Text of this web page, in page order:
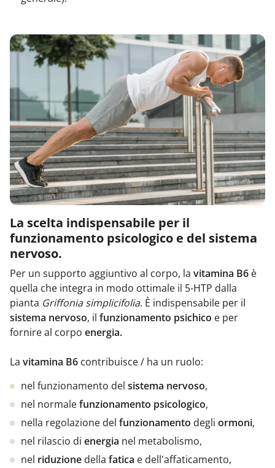
La scelta indispensabile per il
funzionamento psicologico e del sistema
nervoso.
Per un supporto aggiuntivo al corpo, la vitamina B6 è
quella che integra in modo ottimale il 5-HTP dalla
pianta Griffonia simplicifolia. È indispensabile per il
sistema nervoso, il funzionamento psichico e per
fornire al corpo energia.
La vitamina B6 contribuisce / ha un ruolo:
nel funzionamento del sistema nervoso,
nel normalefunzionamento psicologico,
nella regolazione del funzionamento degli ormoni,
nel rilascio di energia nel metabolismo,
nel riduzione della fatica e dell'affaticamento,